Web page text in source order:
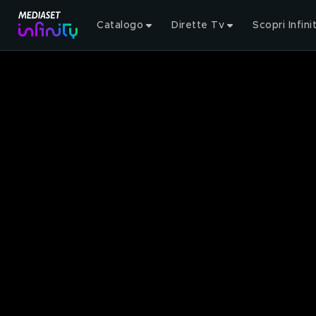
Catalogo Dirette Tv Scopri